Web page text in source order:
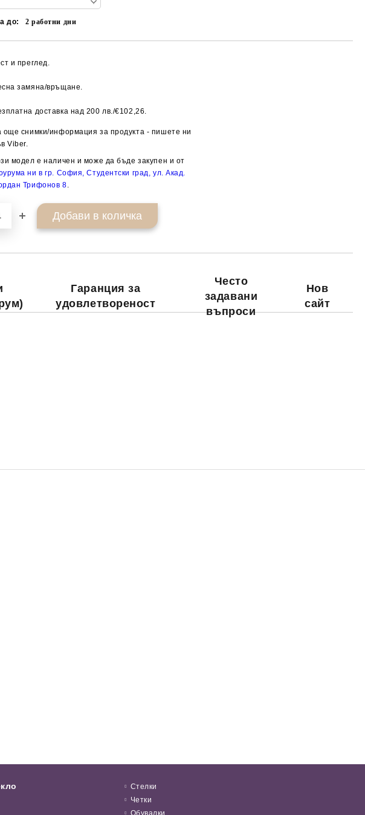
до: 2работни дни
и преглед.
замяна/връщане.
доставка над 200 лв./€102,26.
още снимки/информация за продукта - пишете ни
Viber.
модел е наличен и може да бъде закупен и от
ни в гр. София, Студентски град, ул. Акад.
Трифонов 8
Гаранция за
удовлетвореност
Често
задавани
въпроси
Нов
сайт
Стелки
Четки
Обувалки